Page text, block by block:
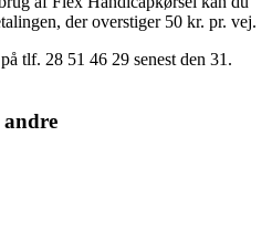
der overstiger 50 kr. pr. vej.
tlf. 28 51 46 29 senest den 31.
andre